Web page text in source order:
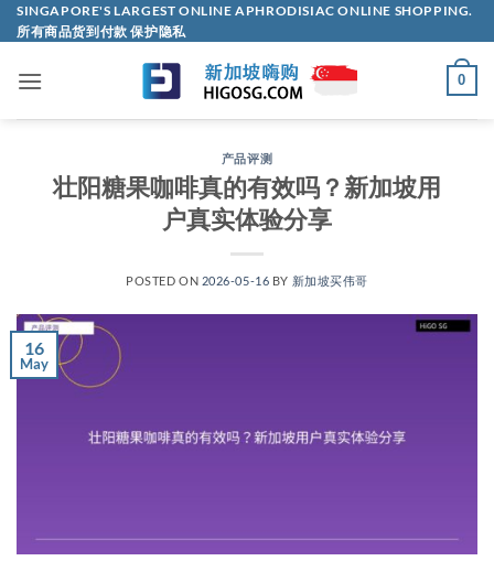
Skip
to
SINGAPORE'S LARGEST ONLINE APHRODISIAC ONLINE SHOPPING.
所有商品货到付款 保护隐私
0
产品评测
壮阳糖果咖啡真的有效吗？新加坡用
户真实体验分享
POSTED ON 2026-05-16 BY 新加坡买伟哥
16
May